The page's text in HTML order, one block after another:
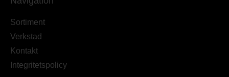
Sortiment
Verkstad
Kontakt
Integritetspolicy